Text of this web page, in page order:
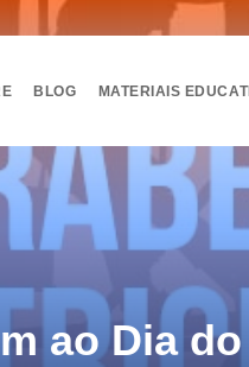
BLOG MATERIAIS
ao Dia